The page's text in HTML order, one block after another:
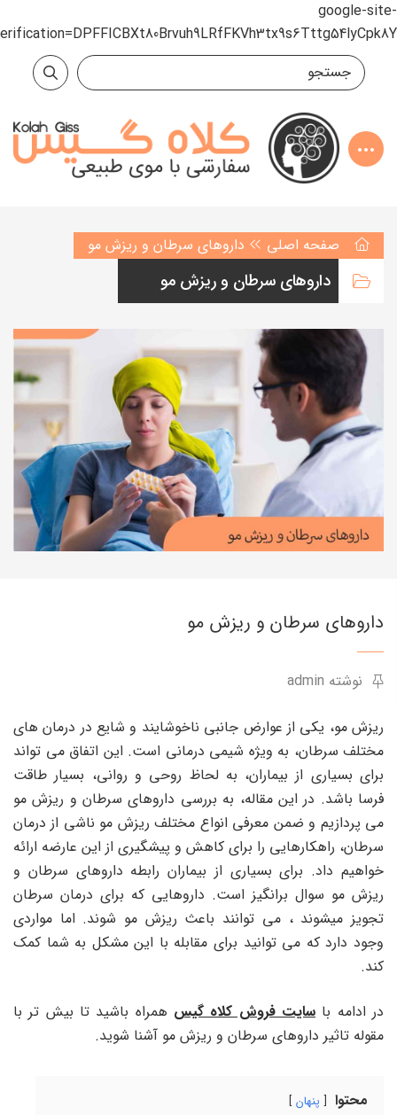
google-site-
صفحه اصلی داروهای سرطان و ریزش مو
داروهای سرطان و ریزش مو
داروهای سرطان و ریزش مو
نوشته admin
ریزش مو، یکی از عوارض جانبی ناخوشایند و شایع در درمان های
مختلف سرطان، به ویژه شیمی درمانی است. این اتفاق می تواند
برای بسیاری از بیماران، به لحاظ روحی و روانی، بسیار طاقت
فرسا باشد. در این مقاله، به بررسی داروهای سرطان و ریزش مو
می پردازیم و ضمن معرفی انواع مختلف ریزش مو ناشی از درمان
سرطان، راهکارهایی را برای کاهش و پیشگیری از این عارضه ارائه
خواهیم داد. برای بسیاری از بیماران رابطه داروهای سرطان و
ریزش مو سوال برانگیز است. داروهایی که برای درمان سرطان
تجویز میشوند ، می توانند باعث ریزش مو شوند. اما مواردی
وجود دارد که می توانید برای مقابله با این مشکل به شما کمک
کند.
در ادامه با سایت فروش کلاه گیس همراه باشید تا بیش تر با
مقوله تاثیر داروهای سرطان و ریزش مو آشنا شوید.
محتوا پنهان